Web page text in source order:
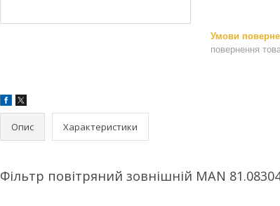
повернення
Опис Характеристики
Фільтр повітряний зовнішній MAN